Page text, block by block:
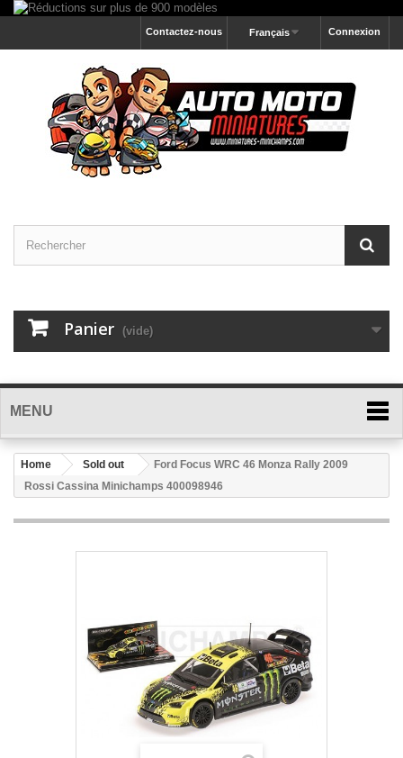
Connexion
Français
Contactez-nous
Panier (vide)
MENU
Home Sold out
Ford Focus WRC 46 Monza Rally 2009
Rossi Cassina Minichamps 400098946